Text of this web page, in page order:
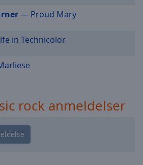
— Proud Mary
in Technicolor
rock anmeldelser